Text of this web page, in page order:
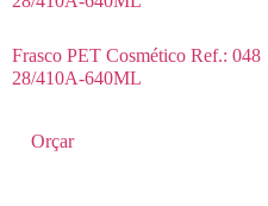
Frasco PET Cosmético Ref.: 048
28/410A-640ML
Orçar